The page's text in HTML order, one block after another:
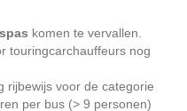
komen te vervallen.
touringcarchauffeurs nog
rijbewijs voor de categorie
per bus (> 9 personen)